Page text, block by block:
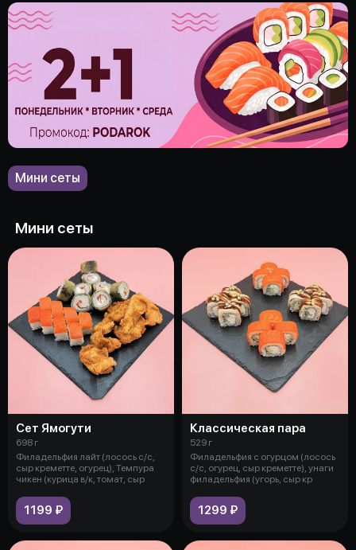
положить
ихорошего
настроения!
Мини сеты
Мини сеты
Сет Ямогути
698 г
Филадельфия лайт (лосось с/с,
сыр креметте, огурец), Темпура
чикен (курица в/к, томат, сыр
1199 ₽
Классическая пара
529 г
Филадельфия с огурцом (лосось
с/с, огурец, сыр креметте), унаги
филадельфия (угорь, сыр кр
1299 ₽